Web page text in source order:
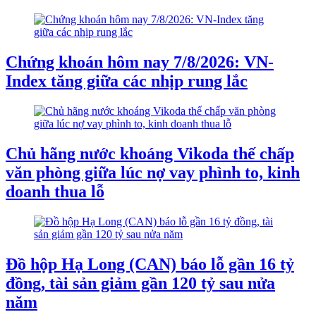
Chứng khoán hôm nay 7/8/2026: VN-
Index tăng giữa các nhịp rung lắc
Chủ hãng nước khoáng Vikoda thế chấp
văn phòng giữa lúc nợ vay phình to, kinh
doanh thua lỗ
Đồ hộp Hạ Long (CAN) báo lỗ gần 16 tỷ
đồng, tài sản giảm gần 120 tỷ sau nửa
năm